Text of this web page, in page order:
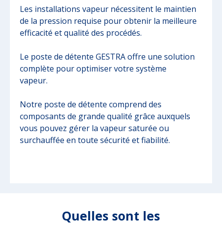
Les installations vapeur nécessitent le maintien
de la pression requise pour obtenir la meilleure
efficacité et qualité des procédés.
Le poste de détente GESTRA offre une solution
complète pour optimiser votre système
vapeur.
Notre poste de détente comprend des
composants de grande qualité grâce auxquels
vous pouvez gérer la vapeur saturée ou
surchauffée en toute sécurité et fiabilité.
Quelles sont les